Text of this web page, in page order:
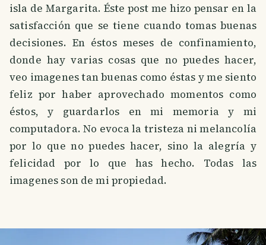
isla de Margarita. Éste post me hizo pensar en la
satisfacción que se tiene cuando tomas buenas
decisiones. En éstos meses de confinamiento,
donde hay varias cosas que no puedes hacer,
veo imagenes tan buenas como éstas y me siento
feliz por haber aprovechado momentos como
éstos, y guardarlos en mi memoria y mi
computadora. No evoca la tristeza ni melancolía
por lo que no puedes hacer, sino la alegría y
felicidad por lo que has hecho. Todas las
imagenes son de mi propiedad.